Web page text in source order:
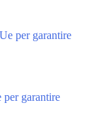
per garantire